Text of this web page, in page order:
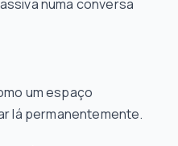
numa conversa
um espaço
lá permanentemente.